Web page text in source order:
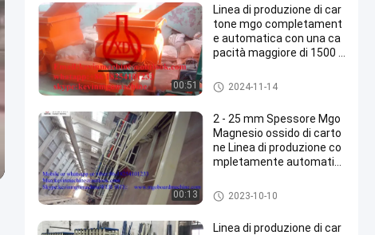
00:51
Linea di produzione di car
tone mgo completament
e automatica con una ca
pacità maggiore di 1500 f
linea di produzione di cartoni
di ossido di magnesio
2024-11-14
00:13
2 - 25 mm Spessore Mgo
Magnesio ossido di carto
ne Linea di produzione co
mpletamente automatic
linea di produzione di cartoni
di ossido di magnesio
2023-10-10
Linea di produzione di car